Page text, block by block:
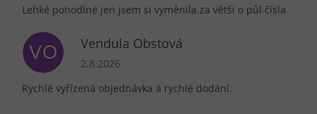
Lehké pohodlné jen jsem si vyměnila za větší o půl čísla
VO Vendula Obstová
Hodnocení obchodu je 5 z 5 hvězdiček.
2.8.2026
Rychlé vyřízená objednávka a rychlé dodání.